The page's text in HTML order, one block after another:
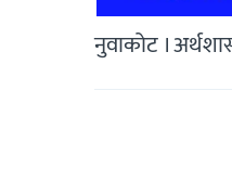
नुवाकोट ।